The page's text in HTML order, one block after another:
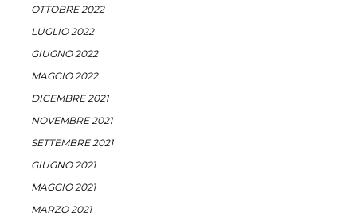
OTTOBRE 2022
LUGLIO 2022
GIUGNO 2022
MAGGIO 2022
DICEMBRE 2021
NOVEMBRE 2021
SETTEMBRE 2021
GIUGNO 2021
MAGGIO 2021
MARZO 2021